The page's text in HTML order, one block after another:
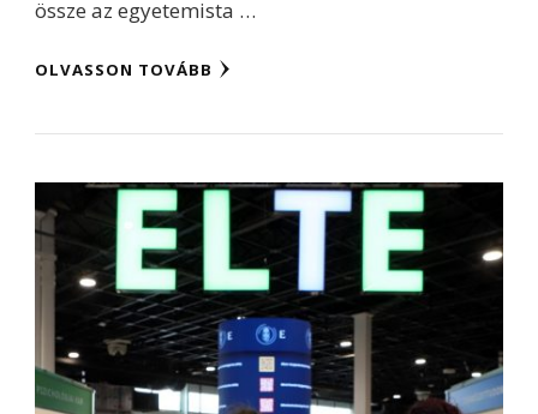
össze az egyetemista …
OLVASSON TOVÁBB